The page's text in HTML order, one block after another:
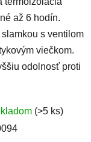
až 6 hodín.
s ventilom
viečkom.
odolnosť proti
(>5 ks)